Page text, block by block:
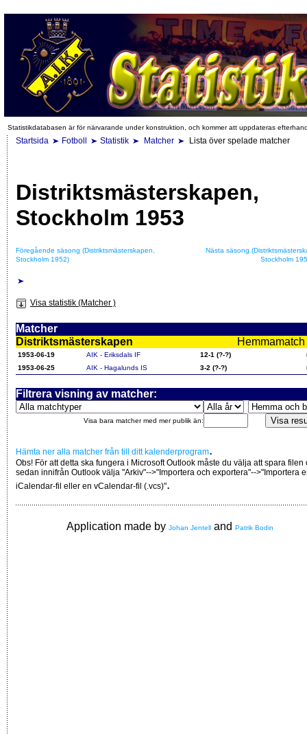
Statistikdatabasen är för närvarande under konstruktion, och kommer att uppdateras
Startsida Fotboll Statistik Matcher Lista över spelade matcher
Distriktsmästerskapen,
Stockholm 1953
Föregående säsong (Distriktsmästerskapen,
Stockholm 1952)
Nästa säsong
Stockholm
Visa statistik (Matcher )
Matcher
Distriktsmästerskapen
1953-06-19 AIK - Eriksdals IF
12-1 (?-?)
1953-06-25
AIK - Hagalunds IS 3-2 (?-?)
Filtrera visning av matcher:
Visa bara matcher med mer publik än:
Hämta ner alla matcher från till ditt kalenderprogram.
Obs! För att detta ska fungera i Microsoft Outlook måste du välja att spara filen
sedan innifrån Outlook välja "Arkiv"-->"Importera och exportera"-->"Importera
iCalendar-fil eller en vCalendar-fil (.vcs)".
Application made by Johan Jentell and Patrik Bodin